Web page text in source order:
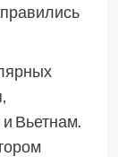
Вьетнам.